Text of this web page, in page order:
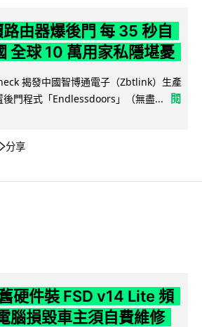
由器爆後門 每 35 秒自
全球 10 萬用家私隱堪憂
揭發中國智博通電子（Zbtlink）生產
後門程式「Endlessdoors」（無盡...
閱
分享
硬件裝 FSD v14 Lite 頻
腦損毀車主須自費維修